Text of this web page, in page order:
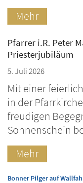
Mehr
Pfarrer i.R. Peter
Priesterjubiläum
5. Juli 2026
Mit einer
in der
freudigen
Sonnenschein
Mehr
Bonner Pilger auf